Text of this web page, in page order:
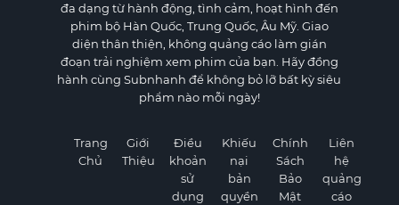
đa dạng từ hành động, tình cảm, hoạt hình đến
phim bộ Hàn Quốc, Trung Quốc, Âu Mỹ. Giao
diện thân thiện, không quảng cáo làm gián
đoạn trải nghiệm xem phim của bạn. Hãy đồng
hành cùng Subnhanh để không bỏ lỡ bất kỳ siêu
phẩm nào mỗi ngày!
Trang
Chủ
Giới
Thiệu
Điều
khoản
sử
dụng
Khiếu
nại
bản
quyền
Chính
Sách
Bảo
Mật
Liên
hệ
quảng
cáo